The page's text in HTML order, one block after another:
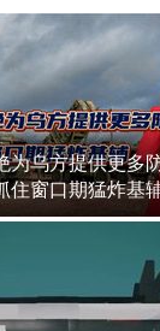
为乌方提供更多
住窗口期猛炸基